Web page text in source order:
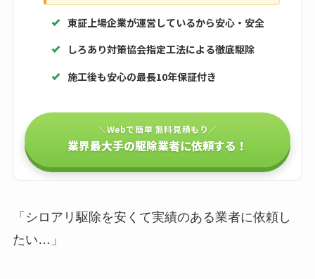
東証上場企業が運営しているから安心・安全
しろあり対策協会指定工法による徹底駆除
施工後も安心の最長10年保証付き
＼Webで簡単 無料見積もり／
業界最大手の駆除業者に依頼する！
「シロアリ駆除を安くて実績のある業者に依頼し
たい…」